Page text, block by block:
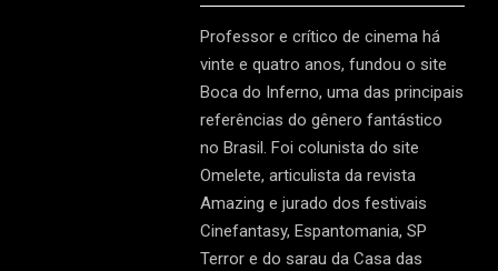
Professor e crítico de cinema há
vinte e quatro anos, fundou o site
Boca do Inferno, uma das principais
referências do gênero fantástico
no Brasil. Foi colunista do site
Omelete, articulista da revista
Amazing e jurado dos festivais
Cinefantasy, Espantomania, SP
Terror e do sarau da Casa das